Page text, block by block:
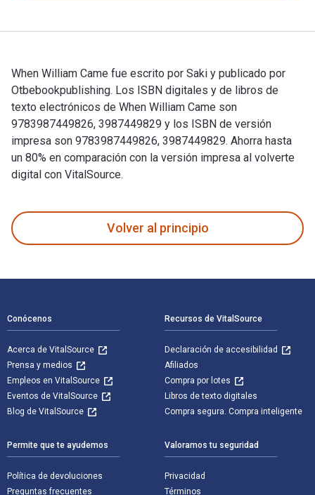
When William Came fue escrito por Saki y publicado por
Otbebookpublishing. Los ISBN digitales y de libros de
texto electrónicos de When William Came son
9783987449826, 3987449829 y los ISBN de versión
impresa son 9783987449826, 3987449829. Ahorra hasta
un 80% en comparación con la versión impresa al volverte
digital con VitalSource.
Volver al principio
Conócenos
Acerca de VitalSource
Prensa y medios
Empleos en VitalSource
Eventos de VitalSource
Blog de VitalSource
Recursos de VitalSource
Declaración de accesibilidad
Afiliados
Compra por lotes
Libros de texto digitales
Compra segura. Compra inteligente
Permite que te ayudemos
Política de devoluciones
Preguntas frecuentes
Valoramos tu seguridad
Privacidad
Términos